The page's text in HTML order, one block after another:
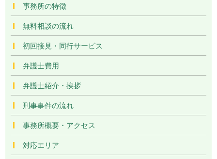
事務所の特徴
無料相談の流れ
初回接見・同行サービス
弁護士費用
弁護士紹介・挨拶
刑事事件の流れ
事務所概要・アクセス
対応エリア